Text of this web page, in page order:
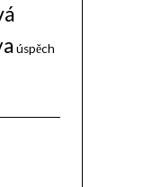
úspěch